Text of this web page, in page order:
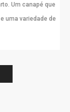
Um canapé que
uma variedade de